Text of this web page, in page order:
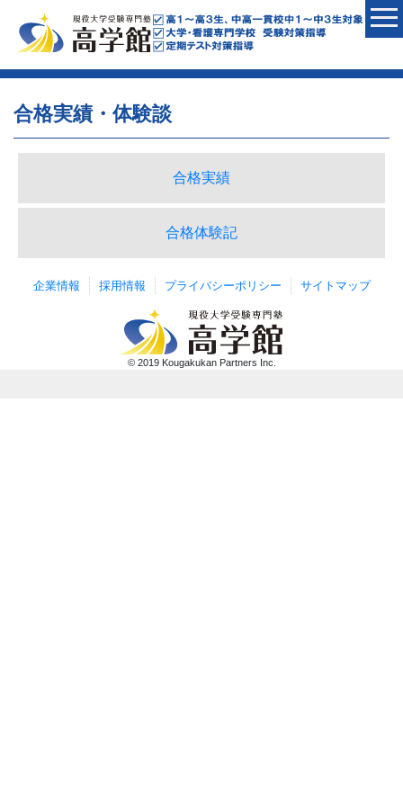
合格実績・体験談
合格実績
合格体験記
企業情報 採用情報 プライバシーポリシー サイトマップ
© 2019 Kougakukan Partners Inc.